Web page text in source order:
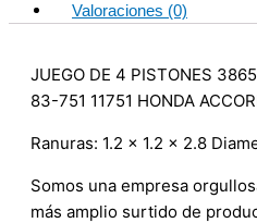
Valoraciones (0)
JUEGO DE 4 PISTONES
83-751 11751 HONDA
Ranuras: 1.2 x 1.2 x 2.8
Somos una empresa
más amplio surtido de